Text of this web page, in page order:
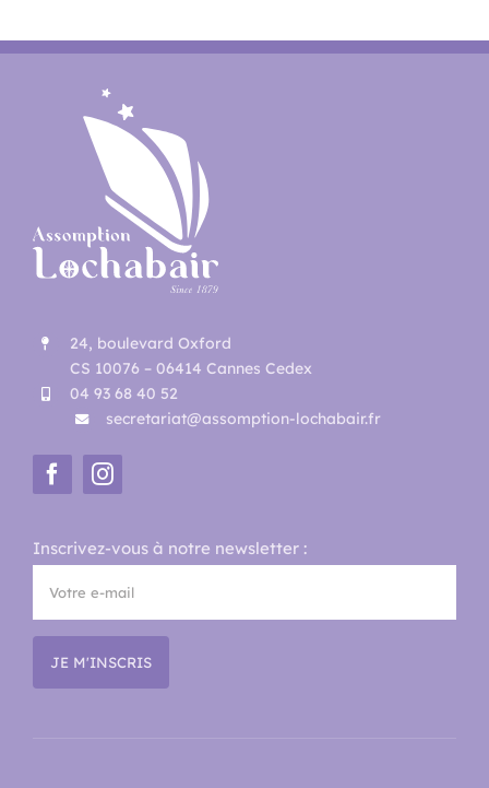
24, boulevard Oxford
CS 10076 – 06414 Cannes Cedex
04 93 68 40 52
secretariat@assomption-lochabair.fr
Inscrivez-vous à notre newsletter :